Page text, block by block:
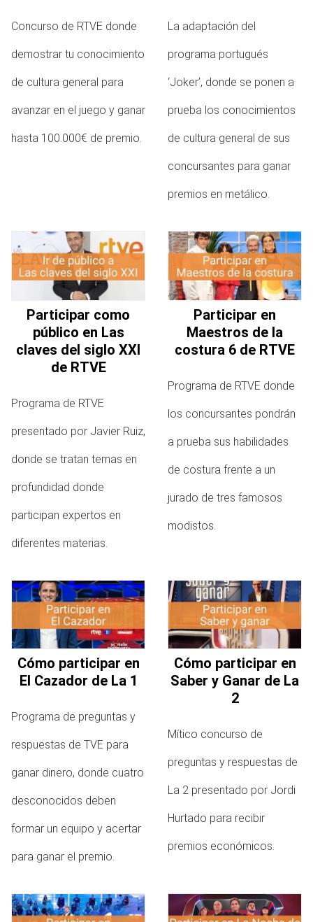
Concurso de RTVE donde
demostrar tu conocimiento
de cultura general para
avanzar en el juego y ganar
hasta 100.000€ de premio.
La adaptación del
programa portugués
‘Joker’, donde se ponen a
prueba los conocimientos
de cultura general de sus
concursantes para ganar
premios en metálico.
Participar como
público en Las
claves del siglo XXI
de RTVE
Programa de RTVE
presentado por Javier Ruiz,
donde se tratan temas en
profundidad donde
participan expertos en
diferentes materias.
Participar en
Maestros de la
costura 6 de RTVE
Programa de RTVE donde
los concursantes pondrán
a prueba sus habilidades
de costura frente a un
jurado de tres famosos
modistos.
Cómo participar en
El Cazador de La 1
Programa de preguntas y
respuestas de TVE para
ganar dinero, donde cuatro
desconocidos deben
formar un equipo y acertar
para ganar el premio.
Cómo participar en
Saber y Ganar de La
2
Mítico concurso de
preguntas y respuestas de
La 2 presentado por Jordi
Hurtado para recibir
premios económicos.